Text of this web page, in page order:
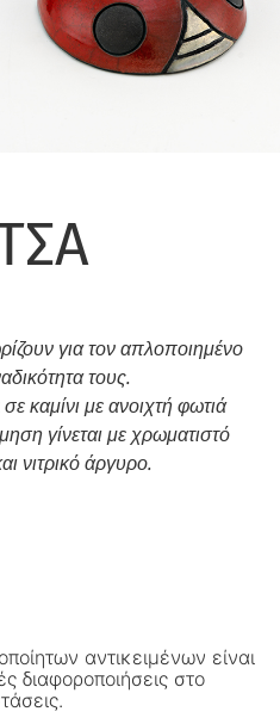
για τον απλοποιημένο
τους.
καμίνι με ανοιχτή φωτιά
γίνεται με χρωματιστό
νιτρικό άργυρο.
αντικειμένων είναι
διαφοροποιήσεις στο